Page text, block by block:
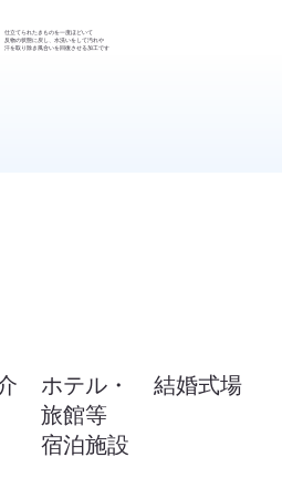
仕立てられたきものを一度ほどいて
反物の状態に戻し、水洗いをして汚れや
汗を取り除き風合いを回復させる加工です
ホテル・
旅館等
宿泊施設
結婚式場